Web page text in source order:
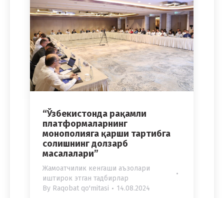
“Ўзбекистонда рақамли
платформаларнинг
монополияга қарши тартибга
солишнинг долзарб
масалалари”
Жамоатчилик кенгаши аъзолари
иштирок этган тадбирлар
By Raqobat qo'mitasi 14.08.2024